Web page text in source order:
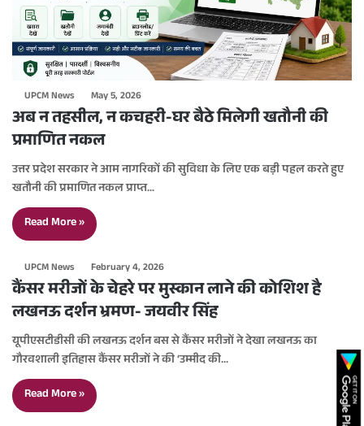
UPCM News May 5, 2026
अब न तहसील, न कचहरी-घर बैठे मिलेगी खतौनी की
प्रमाणित नकल
उत्तर प्रदेश सरकार ने आम नागरिकों की सुविधा के लिए एक बड़ी पहल करते हुए
खतौनी की प्रमाणित नकल प्राप्त…
Read More »
UPCM News February 4, 2026
कैंसर मरीजों के चेहरे पर मुस्कान लाने की कोशिश है
लखनऊ दर्शन भ्रमण- जयवीर सिंह
यूपीएसटीडीसी की लखनऊ दर्शन बस से कैंसर मरीजों ने देखा लखनऊ का
गौरवशाली इतिहास कैंसर मरीजों ने की ‘उम्मीद की…
Read More »